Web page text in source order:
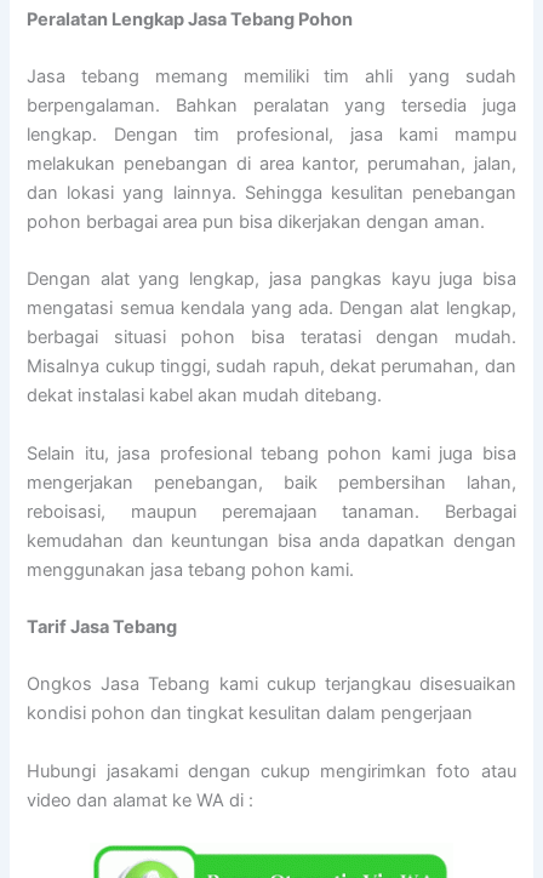
Peralatan Lengkap Jasa Tebang Pohon
Jasa tebang memang memiliki tim ahli yang sudah
berpengalaman. Bahkan peralatan yang tersedia juga
lengkap. Dengan tim profesional, jasa kami mampu
melakukan penebangan di area kantor, perumahan, jalan,
dan lokasi yang lainnya. Sehingga kesulitan penebangan
pohon berbagai area pun bisa dikerjakan dengan aman.
Dengan alat yang lengkap, jasa pangkas kayu juga bisa
mengatasi semua kendala yang ada. Dengan alat lengkap,
berbagai situasi pohon bisa teratasi dengan mudah.
Misalnya cukup tinggi, sudah rapuh, dekat perumahan, dan
dekat instalasi kabel akan mudah ditebang.
Selain itu, jasa profesional tebang pohon kami juga bisa
mengerjakan penebangan, baik pembersihan lahan,
reboisasi, maupun peremajaan tanaman. Berbagai
kemudahan dan keuntungan bisa anda dapatkan dengan
menggunakan jasa tebang pohon kami.
TarifJasa Tebang
Ongkos Jasa Tebang kami cukup terjangkau disesuaikan
kondisi pohon dan tingkat kesulitan dalam pengerjaan
Hubungi jasakami dengan cukup mengirimkan foto atau
video dan alamat ke WA di :